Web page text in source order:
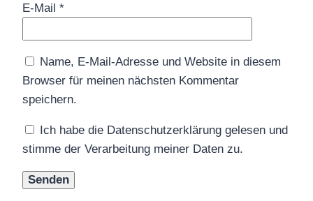
E-Mail *
Name, E-Mail-Adresse und Website in diesem
Browser für meinen nächsten Kommentar
speichern.
Ich habe die Datenschutzerklärung gelesen und
stimme der Verarbeitung meiner Daten zu.